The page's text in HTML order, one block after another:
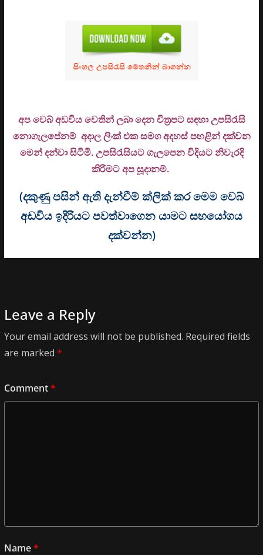
අප වෙබ් අඩවිය වෙතින් ලබා දෙන චිත්‍රපට සඳහා උපසිරැසි
නොගැලපේනම් අදාල ලිංක් එක සමග අදහස් පහළින් දක්වන
මෙන් දන්වා සිටිමි. උපසිරැසියට ගැලපෙන විදියට නිවැරදි
කිරීමට අප සූදානම්.
(දකුණු පසින් ඇති දැන්වීම් ක්ලික් කර මෙම වෙබ්
අඩවිය ඉදිරියට පවත්වාගෙන යාමට සහයෝගය
දක්වන්න)
Leave a Reply
Your email address will not be published. Required fields
are marked *
Comment*
Name*